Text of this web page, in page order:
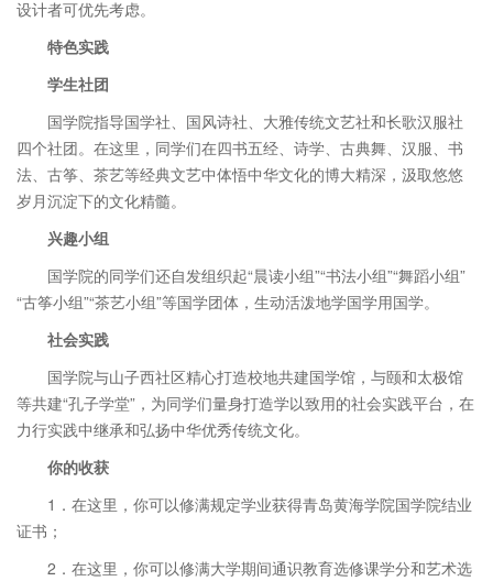
设计者可优先考虑。
特色实践
学生社团
国学院指导国学社、国风诗社、大雅传统文艺社和长歌汉服社
四个社团。在这里，同学们在四书五经、诗学、古典舞、汉服、书
法、古筝、茶艺等经典文艺中体悟中华文化的博大精深，汲取悠悠
岁月沉淀下的文化精髓。
兴趣小组
国学院的同学们还自发组织起“晨读小组”“书法小组”“舞蹈小组”
“古筝小组”“茶艺小组”等国学团体，生动活泼地学国学用国学。
社会实践
国学院与山子西社区精心打造校地共建国学馆，与颐和太极馆
等共建“孔子学堂”，为同学们量身打造学以致用的社会实践平台，在
力行实践中继承和弘扬中华优秀传统文化。
你的收获
1．在这里，你可以修满规定学业获得青岛黄海学院国学院结业
证书；
2．在这里，你可以修满大学期间通识教育选修课学分和艺术选